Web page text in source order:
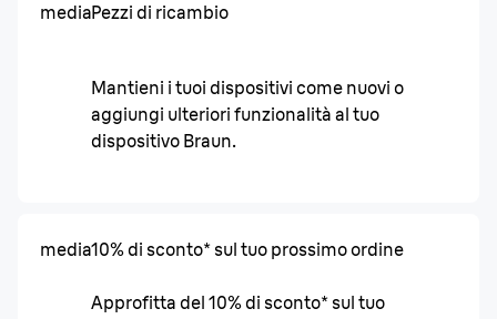
mediaPezzi di ricambio
Mantieni i tuoi dispositivi come nuovi o
aggiungi ulteriori funzionalità al tuo
dispositivo Braun.
media10% di sconto* sul tuo prossimo ordine
Approfitta del 10% di sconto* sul tuo